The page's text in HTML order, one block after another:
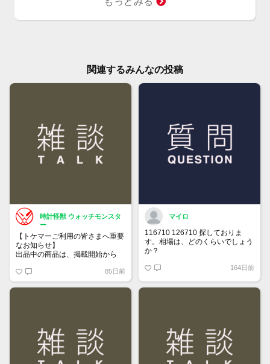
関連するみんなの投稿
時計怪獣 ウォッチモンスタ
ー
【トケマーご利用の皆さまへ重要
なお知らせ】
出品中の商品は、掲載開始から
「下書き」へ戻ります。
トップページでお気に入り登録が
85日前
マイロ
116710 126710 探しておりま
す。相場は、どのくらいでしょう
か？
164日前